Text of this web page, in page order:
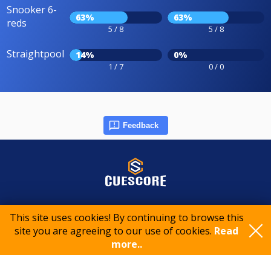
This site uses cookies! By continuing to browse this
site you are agreeing to our use of cookies. Read
more..
Snooker 6-
reds
63%
5 / 8
63%
5 / 8
Straightpool 14%
1 / 7
0%
0 / 0
Feedback
© 2015-2026 CueScore International
Privacy policy